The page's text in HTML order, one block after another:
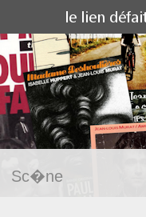
Sc�ne